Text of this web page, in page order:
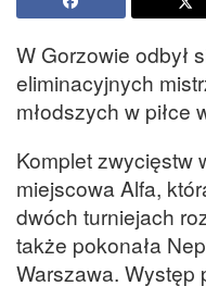
W Gorzowie odbył
eliminacyjnych
młodszych w piłce
Komplet zwycięstw
miejscowa Alfa,
dwóch turniejach
także pokonała
Warszawa. Występ